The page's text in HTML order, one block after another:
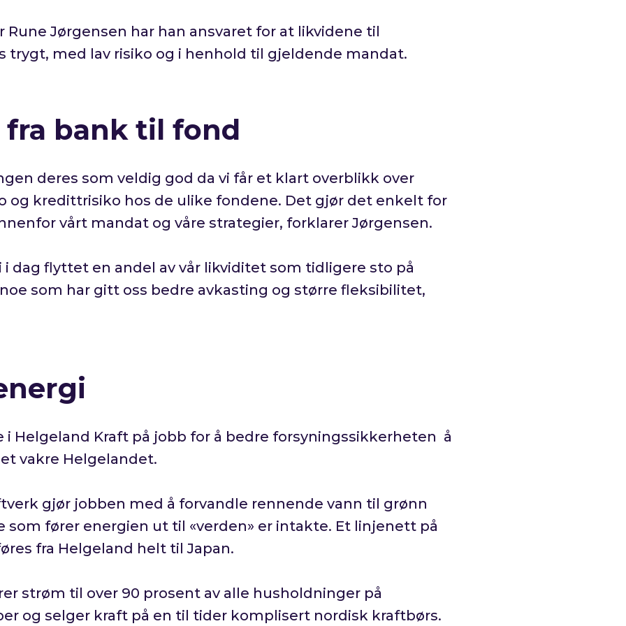
Jørgensen har han ansvaret for at likvidene til
trygt, med lav risiko og i henhold til gjeldende mandat.
bank til fond
deres som veldig god da vi får et klart overblikk over
og kredittrisiko hos de ulike fondene. Det gjør det enkelt for
vårt mandat og våre strategier, forklarer Jørgensen.
i dag flyttet en andel av vår likviditet som tidligere sto på
som har gitt oss bedre avkasting og større fleksibilitet,
i Helgeland Kraft på jobb for å bedre forsyningssikkerheten å
vakre Helgelandet.
gjør jobben med å forvandle rennende vann til grønn
som fører energien ut til «verden» er intakte. Et linjenett på
fra Helgeland helt til Japan.
strøm til over 90 prosent av alle husholdninger på
og selger kraft på en til tider komplisert nordisk kraftbørs.